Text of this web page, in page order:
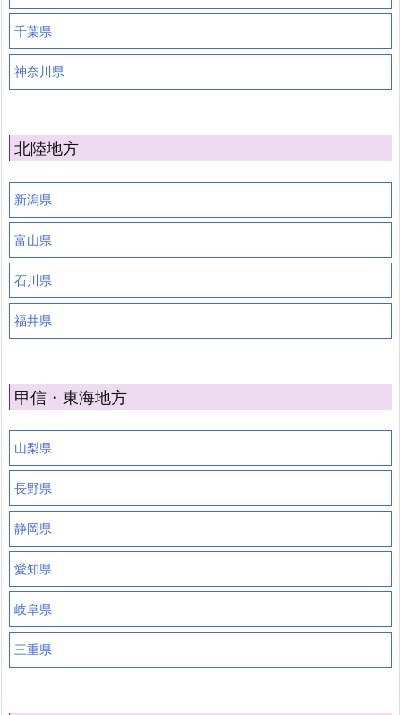
千葉県
神奈川県
北陸地方
新潟県
富山県
石川県
福井県
甲信・東海地方
山梨県
長野県
静岡県
愛知県
岐阜県
三重県